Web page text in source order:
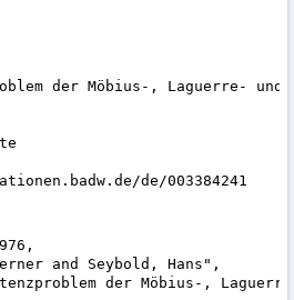
der Möbius-, Laguerre-
de/003384241
and Seybold, Hans",
der Möbius-,